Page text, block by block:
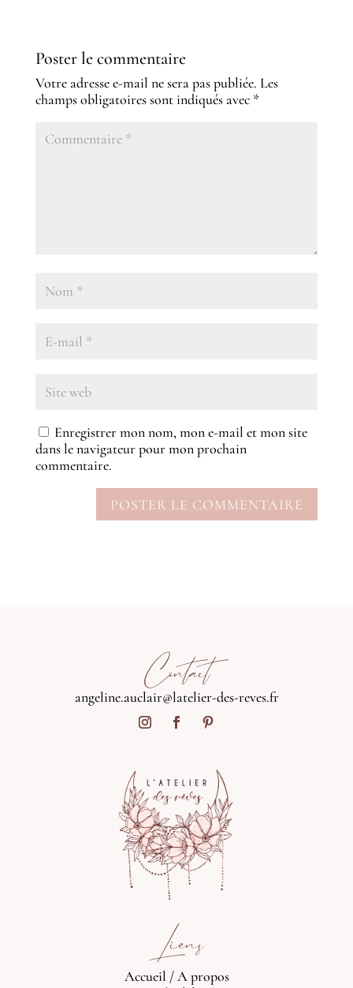
Poster le commentaire
Votre adresse e-mail ne sera pas publiée. Les
champs obligatoires sont indiqués avec *
Enregistrer mon nom, mon e-mail et mon site
dans le navigateur pour mon prochain
commentaire.
Contact
angeline.auclair@latelier-des-reves.fr
Liens
Accueil /A propos